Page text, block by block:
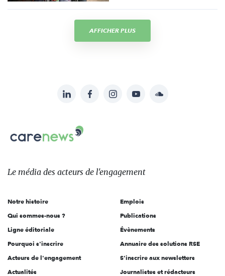
AFFICHER PLUS
sur:
LinkedInFacebookInstagramYouTubeSoundcloud
Le
des
l'engagement
Le média des acteurs de l'engagement
Notre histoire
Qui sommes-nous ?
Ligne éditoriale
Pourquoi s'inscrire
Acteurs de l'engagement
Actualités
Emplois
Publications
Évènements
Annuaire des solutions RSE
S'inscrire aux newsletters
Journalistes et rédacteurs